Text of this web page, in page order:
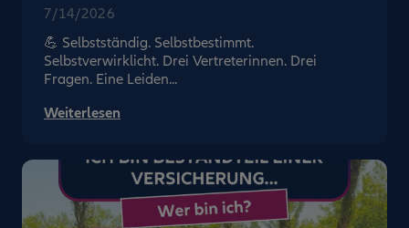
7/14/2026
💪 Selbstständig. Selbstbestimmt.
Selbstverwirklicht. Drei Vertreterinnen. Drei
Fragen. Eine Leiden...
Weiterlesen